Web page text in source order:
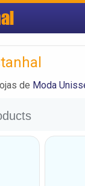
de Moda